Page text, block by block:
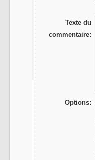
Texte du
commentaire:
Options: